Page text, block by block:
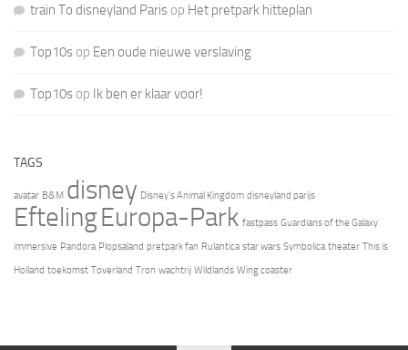
train To disneyland Paris op Het pretpark hitteplan
Top10s op Een oude nieuwe verslaving
Top10s op Ik ben er klaar voor!
TAGS
avatar B&M disney Disney's Animal Kingdom disneyland parijs
EftelingEuropa-Park fastpass Guardians of the Galaxy
immersive Pandora Plopsaland pretpark fan Rulantica star wars Symbolica theater This is
Holland toekomst Toverland Tron wachtrij Wildlands Wing coaster